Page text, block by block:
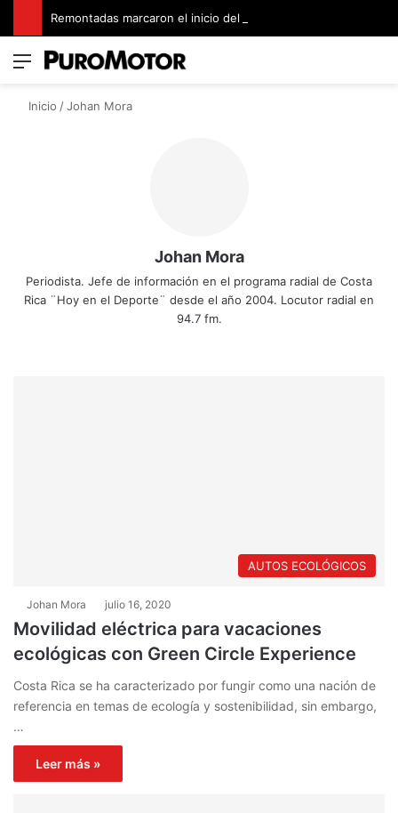
Menú
Inicio /Johan Mora
Johan Mora
Periodista. Jefe de información en el programa radial de Costa
Rica ¨Hoy en el Deporte¨ desde el año 2004. Locutor radial en
94.7 fm.
AUTOS ECOLÓGICOS
Johan Mora julio 16, 2020
Movilidad eléctrica para vacaciones
ecológicas con Green Circle Experience
Costa Rica se ha caracterizado por fungir como una nación de
referencia en temas de ecología y sostenibilidad, sin embargo,
…
Leer más »